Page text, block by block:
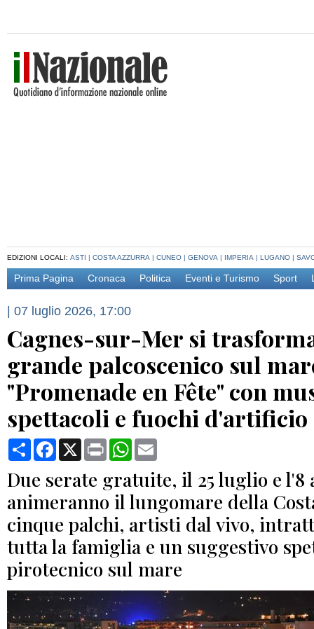
EDIZIONI LOCALI: ASTI | COSTA AZZURRA | CUNEO | GENOVA | IMPERIA | LUGANO |
Prima Pagina Cronaca Politica Eventi e Turismo Sport
| 07 luglio 2026, 17:00
Cagnes-sur-Mer si
grande palcoscenico sul
"Promenade en Fête" con
spettacoli e fuochi d'artificio
CondividiFacebook
X Print WhatsApp
Due serate gratuite, il 25 luglio e l'8
animeranno il lungomare della
cinque palchi, artisti dal vivo,
tutta la famiglia e un suggestivo
pirotecnico sul mare